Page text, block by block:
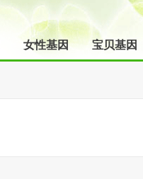
女性基因 宝贝基因